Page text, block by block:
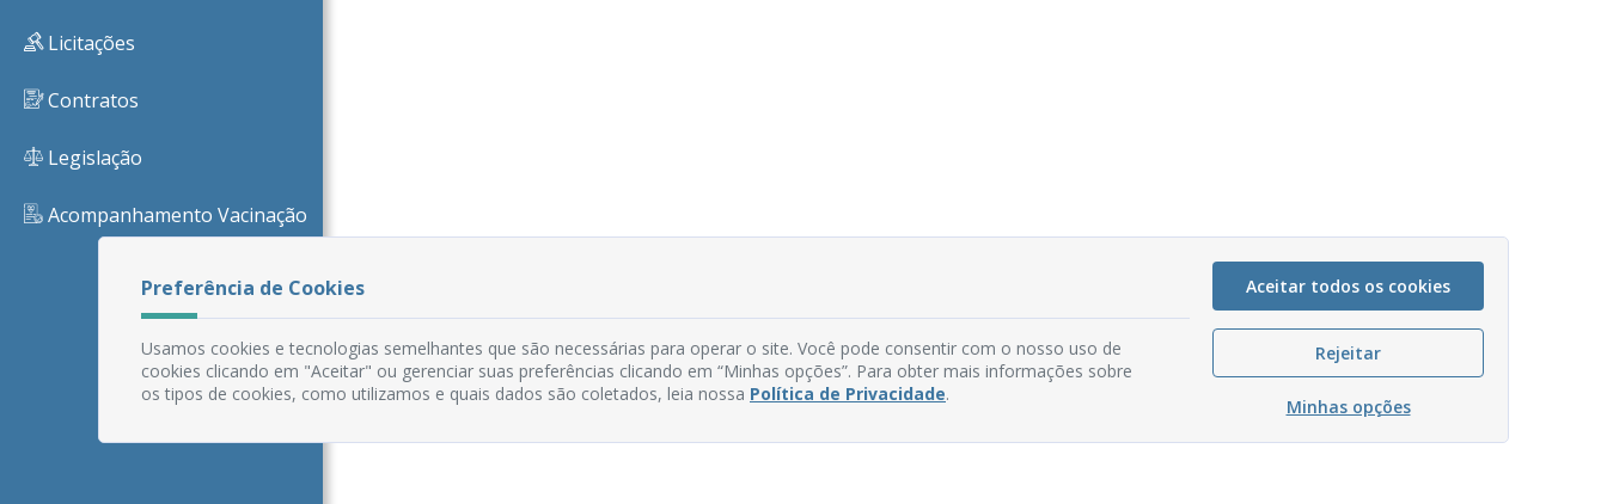
Licitações
Contratos
Legislação
Acompanhamento Vacinação
Preferência de Cookies
Usamos cookies e tecnologias semelhantes que são necessárias para operar o site. Você pode consentir com o nosso uso de
cookies clicando em "Aceitar" ou gerenciar suas preferências clicando em “Minhas opções”. Para obter mais informações sobre
os tipos de cookies, como utilizamos e quais dados são coletados, leia nossa Política de Privacidade.
Aceitar todos os cookies
Rejeitar
Minhas opções